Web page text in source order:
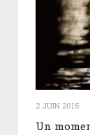
2 JUIN 2015
Un